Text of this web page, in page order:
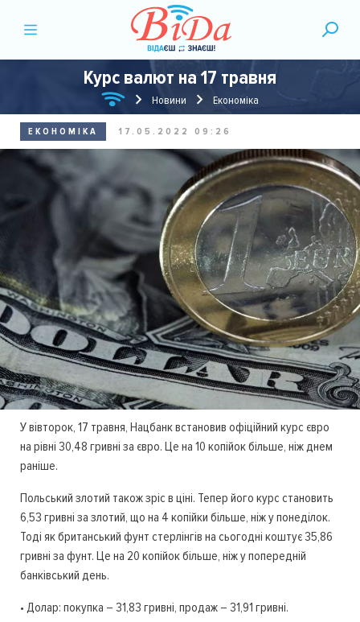
Курс валют на 17 травня
Новини Економіка
ЕКОНОМІКА 17.05.2022 09:26
У вівторок, 17 травня, Нацбанк встановив офіційний курс євро
на рівні 30,48 гривні за євро. Це на 10 копійок більше, ніж днем
раніше.
Польський злотий також зріс в ціні. Тепер його курс становить
6,53 гривні за злотий, що на 4 копійки більше, ніж у понеділок.
Тоді як британський фунт стерлінгів на сьогодні коштує 35,86
гривні за фунт. Це на 20 копійок більше, ніж у попередній
банківський день.
• Долар: покупка – 31,83 гривні, продаж – 31,91 гривні.